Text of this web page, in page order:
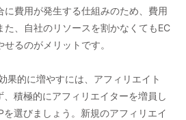
費用が発生する仕組みのため、費用
、自社のリソースを割かなくてもEC
るのがメリットです。
果的に増やすには、アフィリエイト
積極的にアフィリエイターを増員し
選びましょう。新規のアフィリエイ